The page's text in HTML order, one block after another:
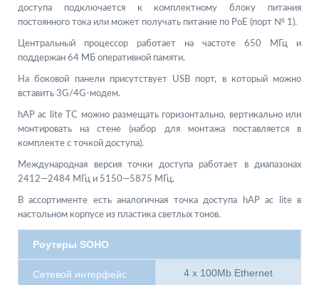
доступа подключается к комплектному блоку питания
постоянного тока или может получать питание по PoE (порт № 1).
Центральный процессор работает на частоте 650 МГц и
поддержан 64 МБ оперативной памяти.
На боковой панели присутствует USB порт, в который можно
вставить 3G/4G-модем.
hAP ac lite TC можно размещать горизонтально, вертикально или
монтировать на стене (набор для монтажа поставляется в
комплекте с точкой доступа).
Международная версия точки доступа работает в диапазонах
2412—2484 МГц и 5150—5875 МГц.
В ассортименте есть аналогичная точка доступа hAP ac lite в
настольном корпусе из пластика светлых тонов.
Роутеры SOHO
Сетевой интерфейс 4 x 100Mb Ethernet